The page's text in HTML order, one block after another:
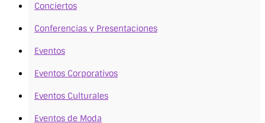
Conciertos
Conferencias y Presentaciones
Eventos
Eventos Corporativos
Eventos Culturales
Eventos de Moda